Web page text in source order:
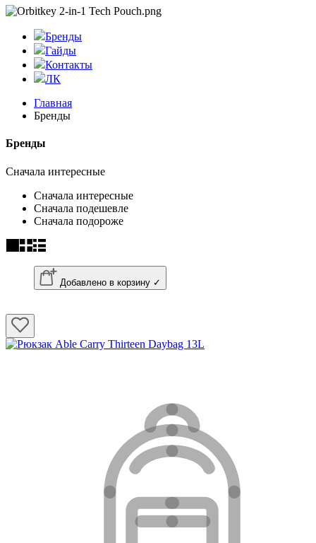
Бренды
Гайды
Контакты
ЛК
Главная
Бренды
Бренды
Сначала интересные
Сначала интересные
Сначала подешевле
Сначала подороже
Добавлено в корзину ✓